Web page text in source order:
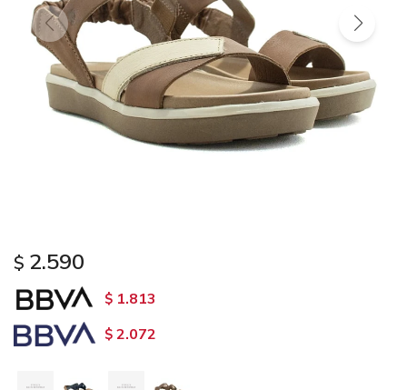
$ 2.590
$ 1.813
$ 2.072